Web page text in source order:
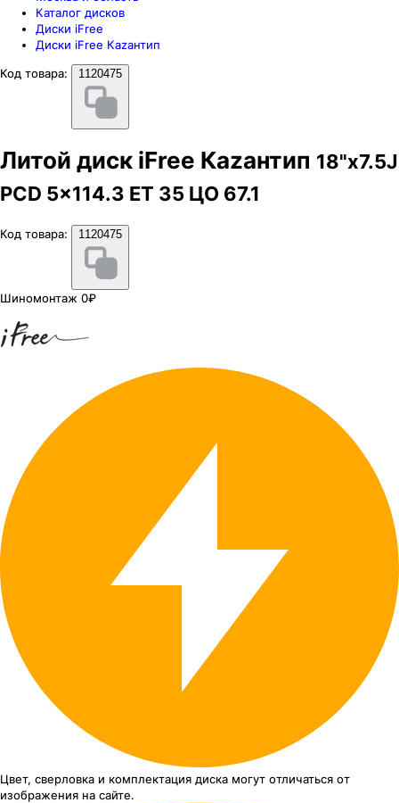
Каталог дисков
Диски iFree
Диски iFree Каzaнтип
Код товара:
1120475
Литой диск iFree Каzaнтип 18"x7.5J
PCD 5x114.3 ЕТ 35 ЦО 67.1
Код товара: 1120475
Шиномонтаж 0₽
Цвет, сверловка и комплектация диска могут отличаться от
изображения на сайте.